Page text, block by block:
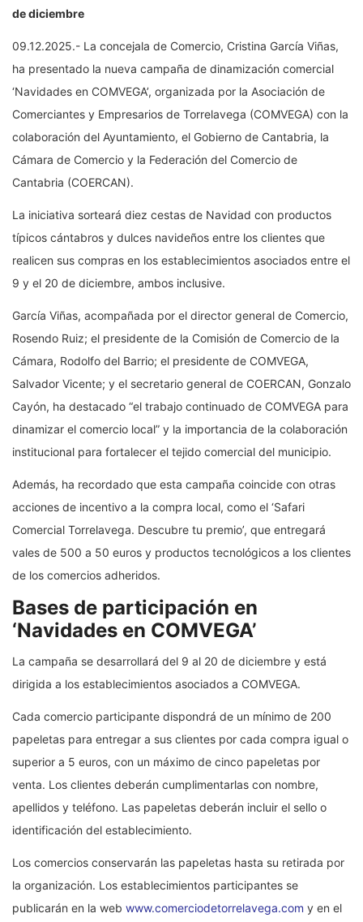
de diciembre
09.12.2025.- La concejala de Comercio, Cristina García Viñas,
ha presentado la nueva campaña de dinamización comercial
‘Navidades en COMVEGA’, organizada por la Asociación de
Comerciantes y Empresarios de Torrelavega (COMVEGA) con la
colaboración del Ayuntamiento, el Gobierno de Cantabria, la
Cámara de Comercio y la Federación del Comercio de
Cantabria (COERCAN).
La iniciativa sorteará diez cestas de Navidad con productos
típicos cántabros y dulces navideños entre los clientes que
realicen sus compras en los establecimientos asociados entre el
9 y el 20 de diciembre, ambos inclusive.
García Viñas, acompañada por el director general de Comercio,
Rosendo Ruiz; el presidente de la Comisión de Comercio de la
Cámara, Rodolfo del Barrio; el presidente de COMVEGA,
Salvador Vicente; y el secretario general de COERCAN, Gonzalo
Cayón, ha destacado “el trabajo continuado de COMVEGA para
dinamizar el comercio local” y la importancia de la colaboración
institucional para fortalecer el tejido comercial del municipio.
Además, ha recordado que esta campaña coincide con otras
acciones de incentivo a la compra local, como el ‘Safari
Comercial Torrelavega. Descubre tu premio’, que entregará
vales de 500 a 50 euros y productos tecnológicos a los clientes
de los comercios adheridos.
Bases de participación en
‘Navidades en COMVEGA’
La campaña se desarrollará del 9 al 20 de diciembre y está
dirigida a los establecimientos asociados a COMVEGA.
Cada comercio participante dispondrá de un mínimo de 200
papeletas para entregar a sus clientes por cada compra igual o
superior a 5 euros, con un máximo de cinco papeletas por
venta. Los clientes deberán cumplimentarlas con nombre,
apellidos y teléfono. Las papeletas deberán incluir el sello o
identificación del establecimiento.
Los comercios conservarán las papeletas hasta su retirada por
la organización. Los establecimientos participantes se
publicarán en la web www.comerciodetorrelavega.com y en el